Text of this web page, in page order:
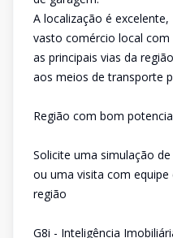
A localização é excelente,
vasto comércio local com
as principais vias da
aos meios de transporte
Região com bom
Solicite uma simulação
ou uma visita com equipe
região
G8i - Inteligência